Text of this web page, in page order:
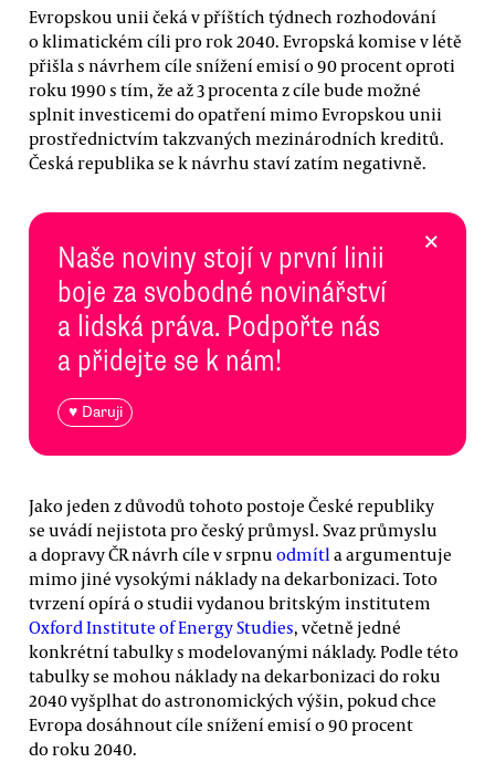
Evropskou unii čeká v příštích týdnech rozhodování
o klimatickém cíli pro rok 2040. Evropská komise v létě
přišla s návrhem cíle snížení emisí o 90 procent oproti
roku 1990 s tím, že až 3 procenta z cíle bude možné
splnit investicemi do opatření mimo Evropskou unii
prostřednictvím takzvaných mezinárodních kreditů.
Česká republika se k návrhu staví zatím negativně.
Naše noviny stojí v první linii
boje za svobodné novinářství
a lidská práva. Podpořte nás
a přidejte se k nám!
♥ Daruji
×
Jako jeden z důvodů tohoto postoje České republiky
se uvádí nejistota pro český průmysl. Svaz průmyslu
a dopravy ČR návrh cíle v srpnu odmítl a argumentuje
mimo jiné vysokými náklady na dekarbonizaci. Toto
tvrzení opírá o studii vydanou britským institutem
Oxford Institute of Energy Studies, včetně jedné
konkrétní tabulky s modelovanými náklady. Podle této
tabulky se mohou náklady na dekarbonizaci do roku
2040 vyšplhat do astronomických výšin, pokud chce
Evropa dosáhnout cíle snížení emisí o 90 procent
do roku 2040.